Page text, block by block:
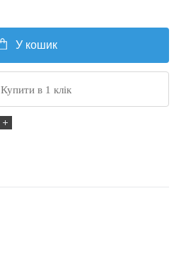
У кошик
Купити в 1 клік